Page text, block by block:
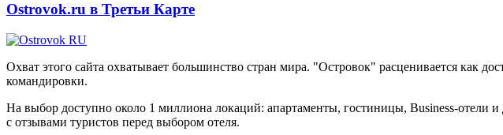
Ostrovok.ru в Третьи Карте
Охват этого сайта охватывает большинство стран мира. "Островок" расценивается как
командировки.
На выбор доступно около 1 миллиона локаций: апартаменты, гостиницы, Business-отели
с отзывами туристов перед выбором отеля.